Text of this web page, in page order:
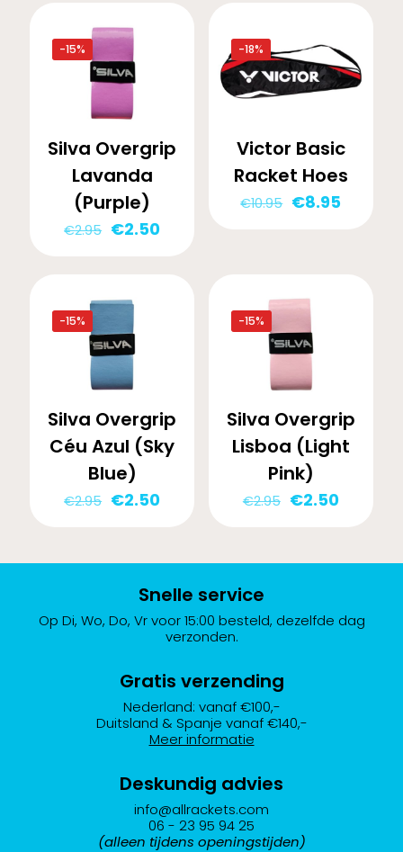
-15%
Silva Overgrip
Lavanda
(Purple)
€2.95 Oorspronkelijke
€2.50Huidige
-18%
Victor Basic
Racket Hoes
€10.95 €8.95Huidige
-15%
Silva Overgrip
Céu Azul (Sky
Blue)
€2.95 Oorspronkelijke
€2.95.
€2.50Huidige
€2.50.
-15%
Silva Overgrip
Lisboa (Light
Pink)
€2.95
€2.95.
€2.50Huidige
€2.50.
Snelle service
Op Di, Wo, Do, Vr voor 15:00 besteld, dezelfde dag
verzonden.
Gratis verzending
Nederland: vanaf €100,-
Duitsland & Spanje vanaf €140,-
Meer informatie
Deskundig advies
info@allrackets.com
06 - 23 95 94 25
(alleen tijdens openingstijden)